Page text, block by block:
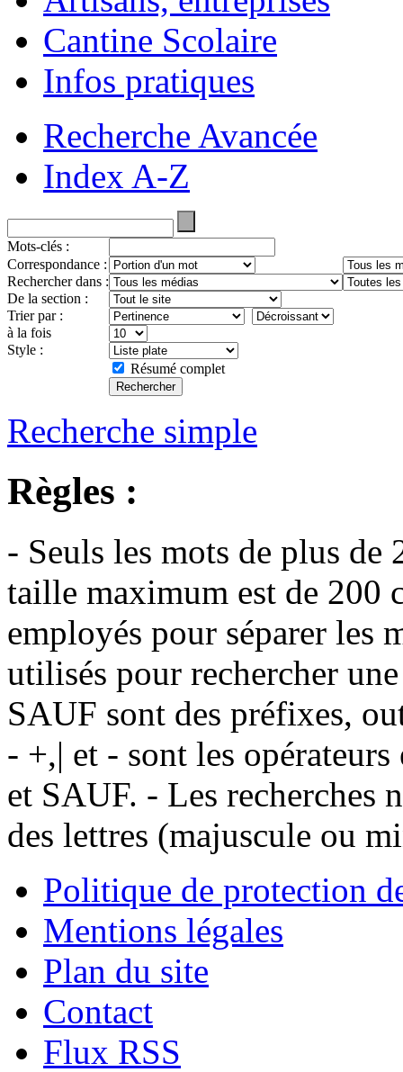
Cantine Scolaire
Infos pratiques
Recherche Avancée
Index A-Z
Mots-clés :
Correspondance :
Rechercher dans :
De la section :
Trier par :
à la fois
Style :
Résumé complet
Recherche simple
Règles :
- Seuls les mots de plus de
taille maximum est de 200
employés pour séparer les
utilisés pour rechercher
SAUF sont des préfixes,
- +,| et - sont les
et SAUF. - Les recherches
des lettres (majuscule ou
Politique de protection
Mentions légales
Plan du site
Contact
Flux RSS